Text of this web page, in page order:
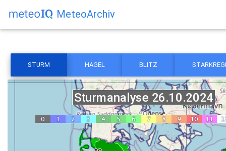
MeteoArchiv
STURM HAGEL BLITZ